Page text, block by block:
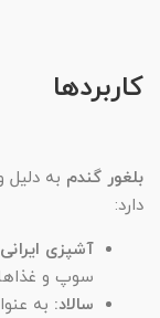
کاربردها
بلغور گندم به
دارد:
آشپزی
سوپ و
سالاد: به